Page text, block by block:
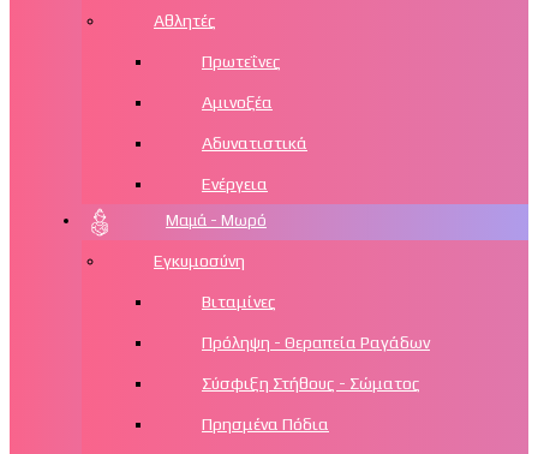
Αθλητές
Πρωτεΐνες
Αμινοξέα
Αδυνατιστικά
Ενέργεια
Μαμά - Μωρό
Εγκυμοσύνη
Βιταμίνες
Πρόληψη - Θεραπεία Ραγάδων
Σύσφιξη Στήθους - Σώματος
Πρησμένα Πόδια